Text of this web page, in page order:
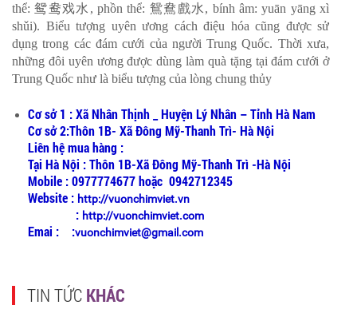
thể: 鸳鸯戏水, phồn thể: 鴛鴦戲水, bính âm: yuān yāng xì
shǔi). Biểu tượng uyên ương cách điệu hóa cũng được sử
dụng trong các đám cưới của người Trung Quốc. Thời xưa,
những đôi uyên ương được dùng làm quà tặng tại đám cưới ở
Trung Quốc như là biểu tượng của lòng chung thủy
Cơ sở 1 : Xã Nhân Thịnh _ Huyện Lý Nhân – Tỉnh Hà Nam
Cơ sở 2:Thôn 1B- Xã Đông Mỹ-Thanh Trì- Hà Nội
Liên hệ mua hàng :
Tại Hà Nội : Thôn 1B-Xã Đông Mỹ-Thanh Trì -Hà Nội
Mobile : 0977774677 hoặc 0942712345
Website : http://vuonchimviet.vn
: http://vuonchimviet.com
Emai : :vuonchimviet@gmail.com
TIN TỨC KHÁC